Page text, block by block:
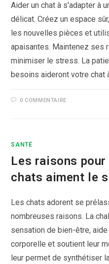
Aider un chat à s'adapter à
délicat. Créez un espace
les nouvelles pièces et
apaisantes. Maintenez ses
minimiser le stress. La
besoins aideront votre chat
0 COMMENTAIRE
SANTÉ
Les raisons
chats aiment le
Les chats adorent se
nombreuses raisons. La
sensation de bien-être,
corporelle et soutient leur
leur permet de synthétiser